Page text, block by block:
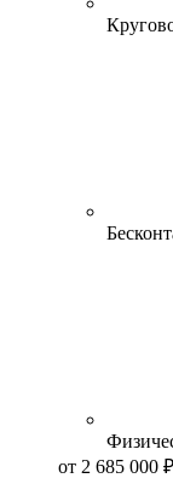
от 2 685 000